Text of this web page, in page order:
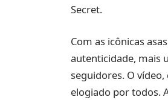
Secret.
Com as icônicas
autenticidade, mais
seguidores. O
elogiado por todos.